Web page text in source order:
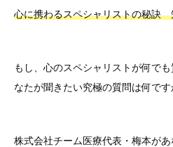
心に携わるスペシャリストの秘訣
もし、心のスペシャリストが何で
なたが聞きたい究極の質問は何です
株式会社チーム医療代表・梅本が